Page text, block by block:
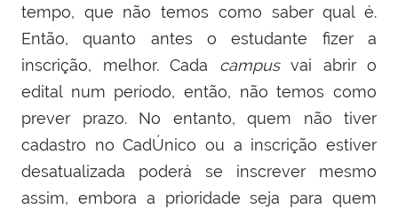
tempo, que não temos como saber qual é.
Então, quanto antes o estudante fizer a
inscrição, melhor. Cada campusvai abrir o
edital num período, então, não temos como
prever prazo. No entanto, quem não tiver
cadastro no CadÚnico ou a inscrição estiver
desatualizada poderá se inscrever mesmo
assim, embora a prioridade seja para quem